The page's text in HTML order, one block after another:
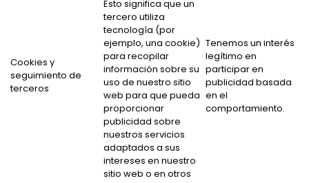
Cookies y
seguimiento de
terceros
Esto significa que un
tercero utiliza
tecnología (por
ejemplo, una cookie)
para recopilar
información sobre su
uso de nuestro sitio
web para que pueda
proporcionar
publicidad sobre
nuestros servicios
adaptados a sus
intereses en nuestro
sitio web o en otros
Tenemos un interés
legítimo en
participar en
publicidad basada
en el
comportamiento.